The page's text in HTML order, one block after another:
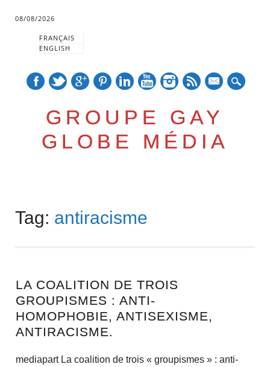
08/08/2026
FRANÇAIS
ENGLISH
GROUPE GAY
GLOBE MÉDIA
Main menu
content
Tag: antiracisme
LA COALITION DE TROIS
GROUPISMES : ANTI-
HOMOPHOBIE, ANTISEXISME,
ANTIRACISME.
mediapart La coalition de trois « groupismes » : anti-